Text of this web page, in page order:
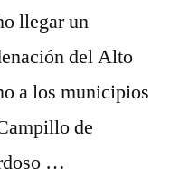
llegar un
del Alto
a los municipios
de
…